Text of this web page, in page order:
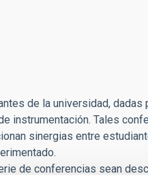
de la universidad,
instrumentación. Tales
sinergias entre
de conferencias sean
con una audiencia